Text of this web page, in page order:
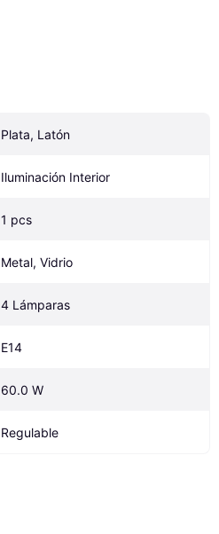
Plata, Latón
Iluminación Interior
1 pcs
Metal, Vidrio
4 Lámparas
E14
60.0 W
Regulable